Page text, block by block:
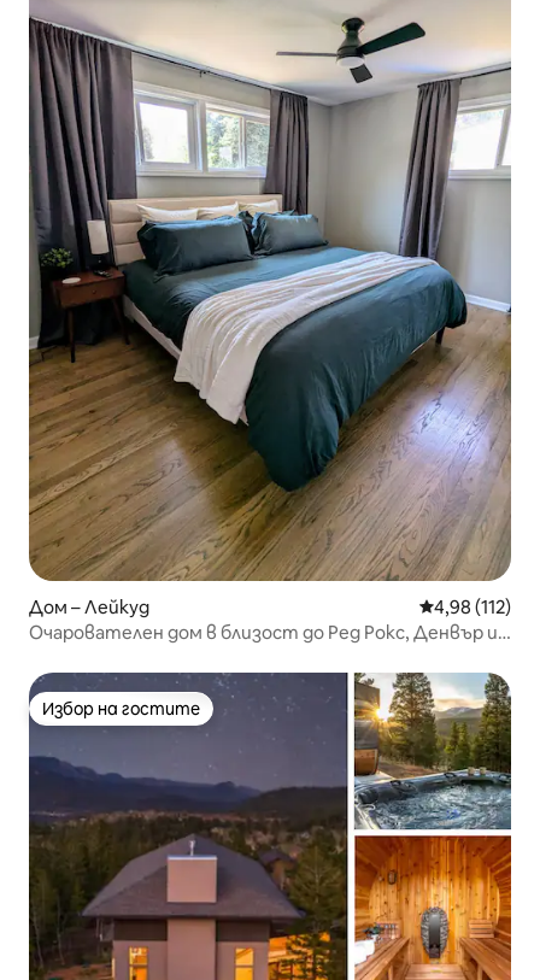
Дом – Лейкуд Средна
4,98 (112)
Очарователен дом в близост до Ред Рокс, Денвър и
Избор на гостите
Избор на гостите